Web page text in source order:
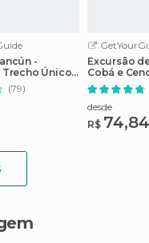
-
Único
(79)
Excursão
Cobá e
Opção de
desde
R$ 74,84